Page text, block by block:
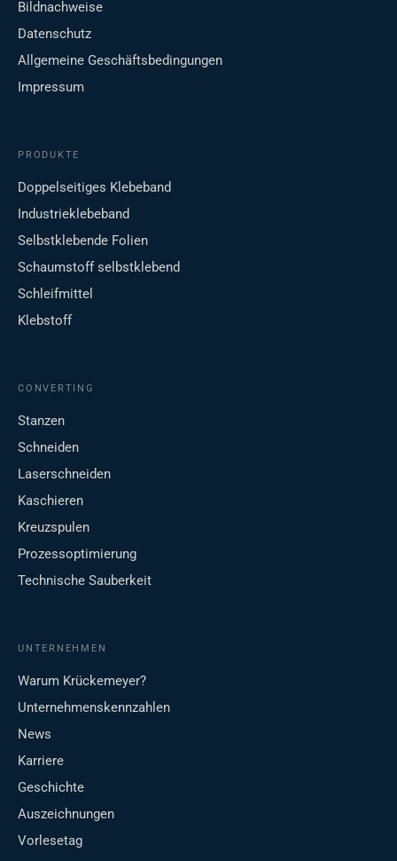
Bildnachweise
Datenschutz
Allgemeine Geschäftsbedingungen
Impressum
PRODUKTE
Doppelseitiges Klebeband
Industrieklebeband
Selbstklebende Folien
Schaumstoff selbstklebend
Schleifmittel
Klebstoff
CONVERTING
Stanzen
Schneiden
Laserschneiden
Kaschieren
Kreuzspulen
Prozessoptimierung
Technische Sauberkeit
UNTERNEHMEN
Warum Krückemeyer?
Unternehmenskennzahlen
News
Karriere
Geschichte
Auszeichnungen
Vorlesetag